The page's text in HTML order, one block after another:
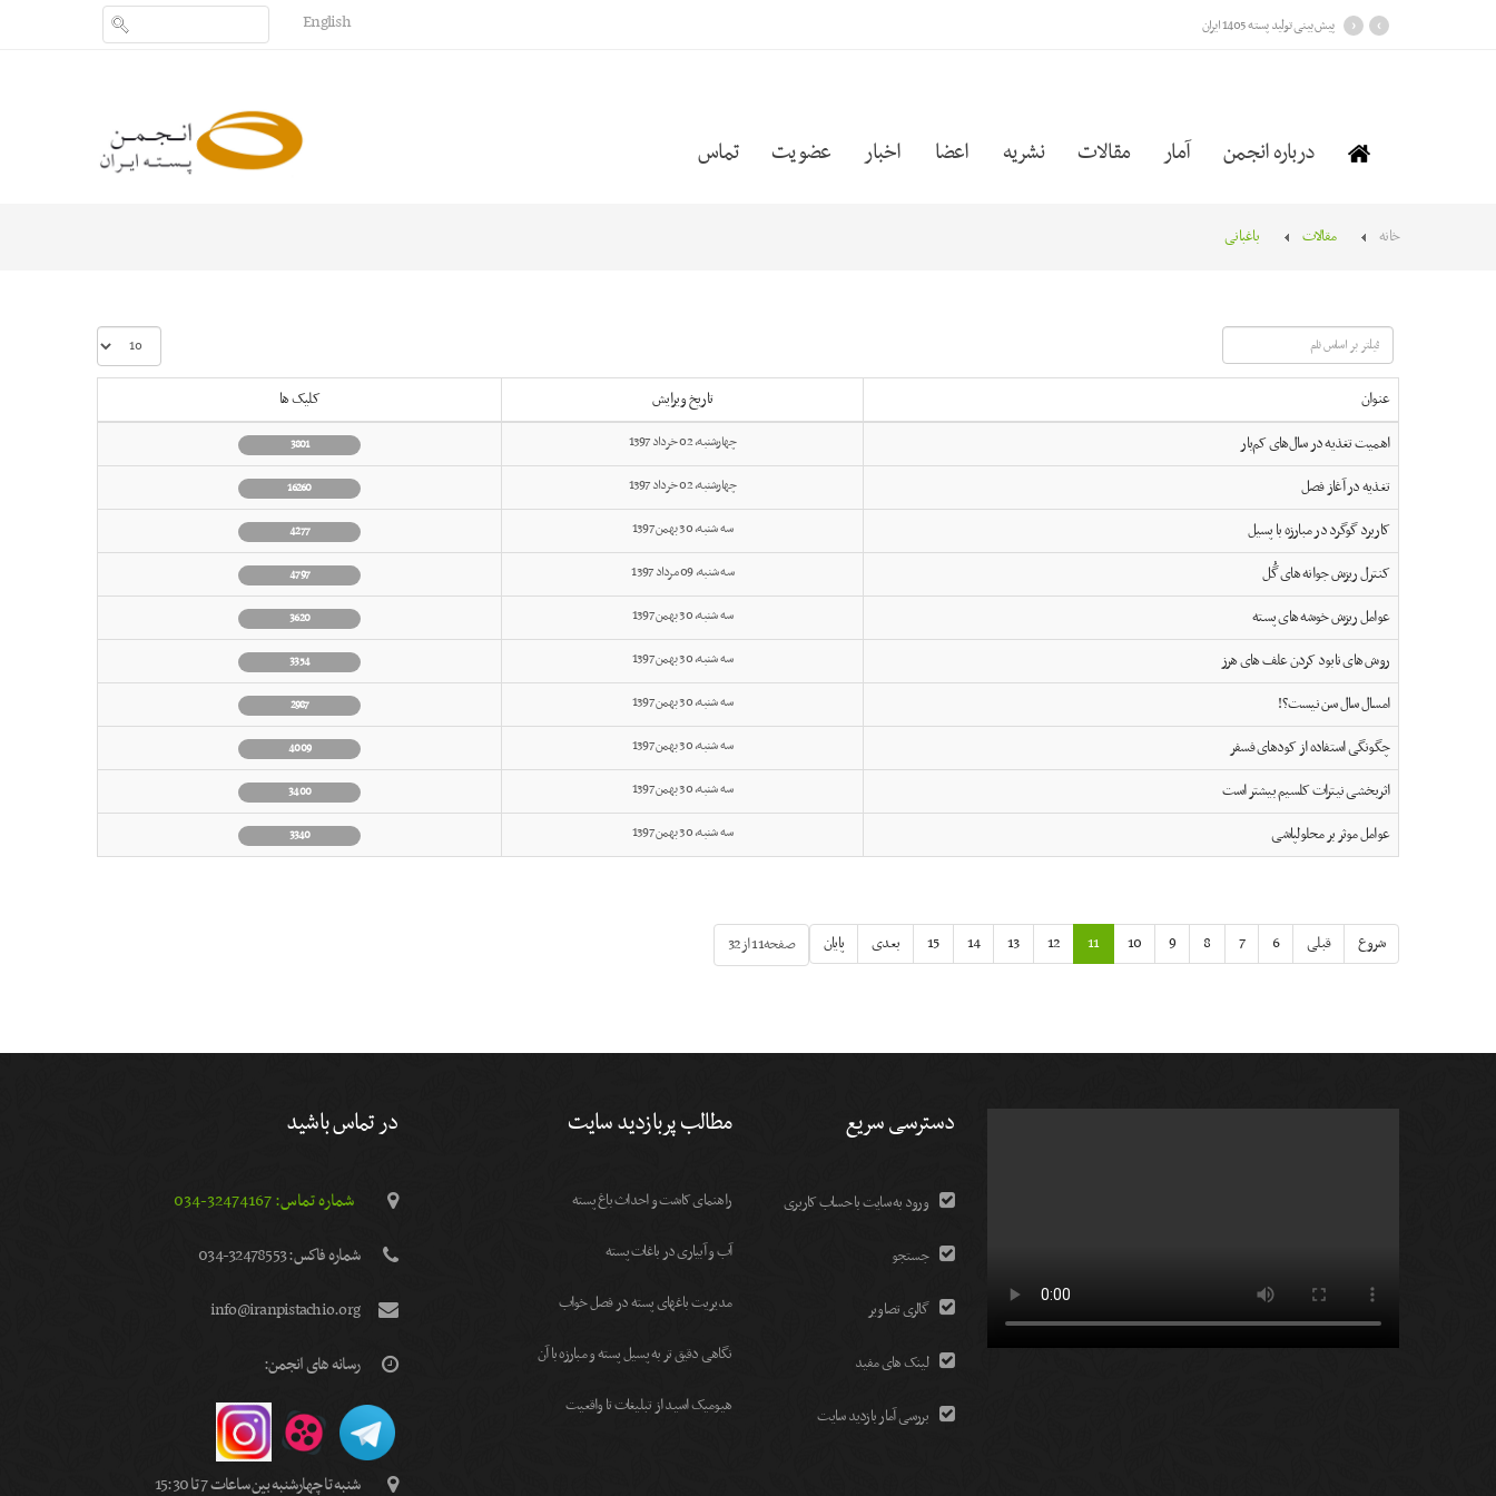
پیش بینی تولید پسته 1405 ایران ›
‹
English
درباره انجمن آمار مقالات نشریه اعضا اخبار عضویت تماس
خانه مقالات باغبانی
فیلتر
بر
اساس
نام
نمایش
#
عنوان
تاریخ ویرایش
کلیک ها
اهمیت تغذیه در سال‌های کم‌بار
چهارشنبه, 02 خرداد 1397 3801
تغذیه در آغاز فصل چهارشنبه, 02 خرداد 1397 16260
کاربرد گوگرد در مبارزه با پسیل سه شنبه, 30 بهمن 1397 4277
کنترل ریزش جوانه های گُل سه شنبه, 09 مرداد 1397 4797
عوامل ریزش خوشه های پسته سه شنبه, 30 بهمن 1397 3620
روش های نابود کردن علف های هرز سه شنبه, 30 بهمن 1397 3354
امسال سال سن نیست؟! سه شنبه, 30 بهمن 1397 2987
چگونگی استفاده از کودهای فسفر سه شنبه, 30 بهمن 1397 4009
اثربخشی نیترات کلسیم بیشتر است سه شنبه, 30 بهمن 1397 3400
عوامل موثر بر محلولپاشی سه شنبه, 30 بهمن 1397 3340
صفحه11 از32 شروع قبلی 6
7
8
9
10
11
12
13
14
15 بعدی پایان
دسترسی سریع
ورود به سایت با حساب کاربری
جستجو
گالری تصاویر
لینک های مفید
بررسی آمار بازدید سایت
مطالب پربازدید سایت
راهنمای کاشت و احداث باغ پسته
آب و آبیاری در باغات پسته
مديريت باغهای پسته در فصل خواب
نگاهی دقیق تر به پسیل پسته و مبارزه با آن
هیومیک اسید از تبلیغات تا واقعیت
در تماس باشید
شماره تماس: 32474167-034
شماره فاكس: 32478553-034
info@iranpistachio.org
رسانه های انجمن:
شنبه تا چهارشنبه بین ساعات 7 تا 15:30